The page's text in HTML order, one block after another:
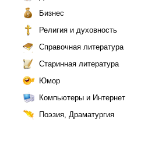
Бизнес
Религия и духовность
Справочная литература
Старинная литература
Юмор
Компьютеры и Интернет
Поэзия, Драматургия